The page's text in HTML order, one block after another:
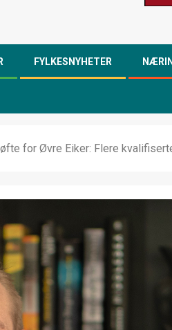
FYLKESNYHETER
for Øvre Eiker: Flere